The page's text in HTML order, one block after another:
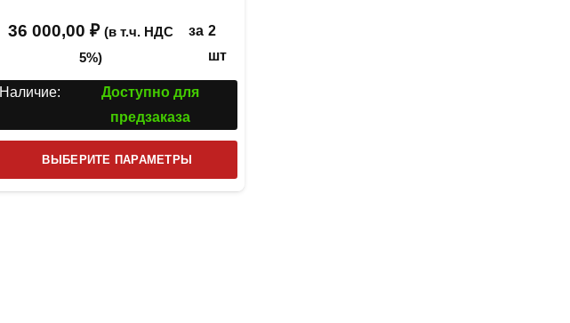
36 000,00 ₽ (в т.ч. НДС
5%)
за 2
шт
Наличие:
Доступно для
предзаказа
ВЫБЕРИТЕ ПАРАМЕТРЫ
товар